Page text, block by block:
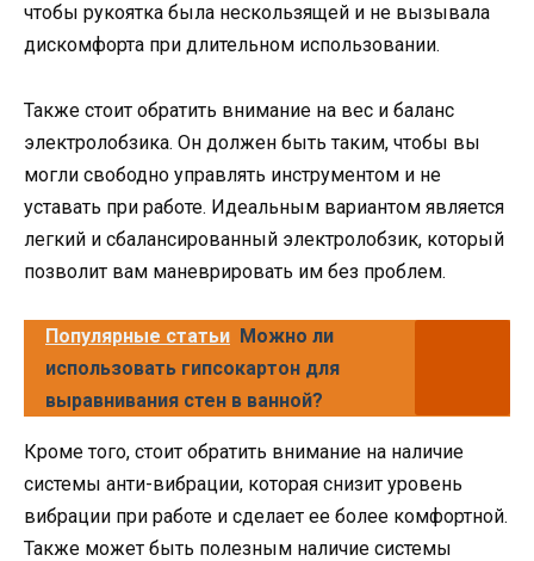
чтобы рукоятка была нескользящей и не вызывала
дискомфорта при длительном использовании.
Также стоит обратить внимание на вес и баланс
электролобзика. Он должен быть таким, чтобы вы
могли свободно управлять инструментом и не
уставать при работе. Идеальным вариантом является
легкий и сбалансированный электролобзик, который
позволит вам маневрировать им без проблем.
Популярные статьи Можно ли
использовать гипсокартон для
выравнивания стен в ванной?
Кроме того, стоит обратить внимание на наличие
системы анти-вибрации, которая снизит уровень
вибрации при работе и сделает ее более комфортной.
Также может быть полезным наличие системы